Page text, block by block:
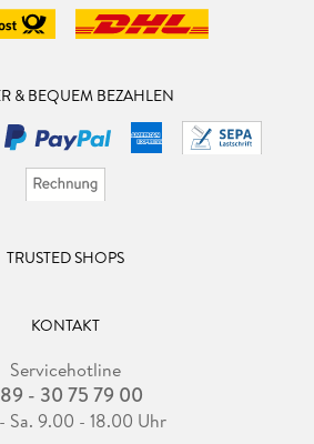
& BEQUEM BEZAHLEN
TRUSTED SHOPS
KONTAKT
Servicehotline
- 30 75 79 00
Sa. 9.00 - 18.00 Uhr